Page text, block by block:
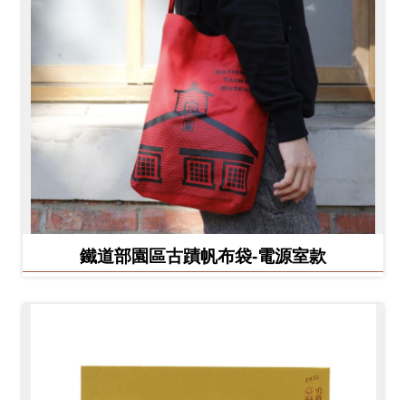
鐵道部園區古蹟帆布袋-電源室款